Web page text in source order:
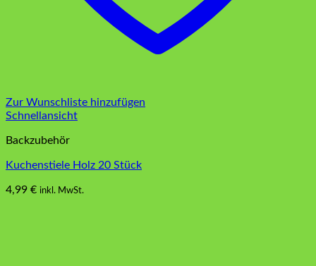
Zur Wunschliste hinzufügen
Schnellansicht
Backzubehör
Kuchenstiele Holz 20 Stück
4,99 € inkl. MwSt.